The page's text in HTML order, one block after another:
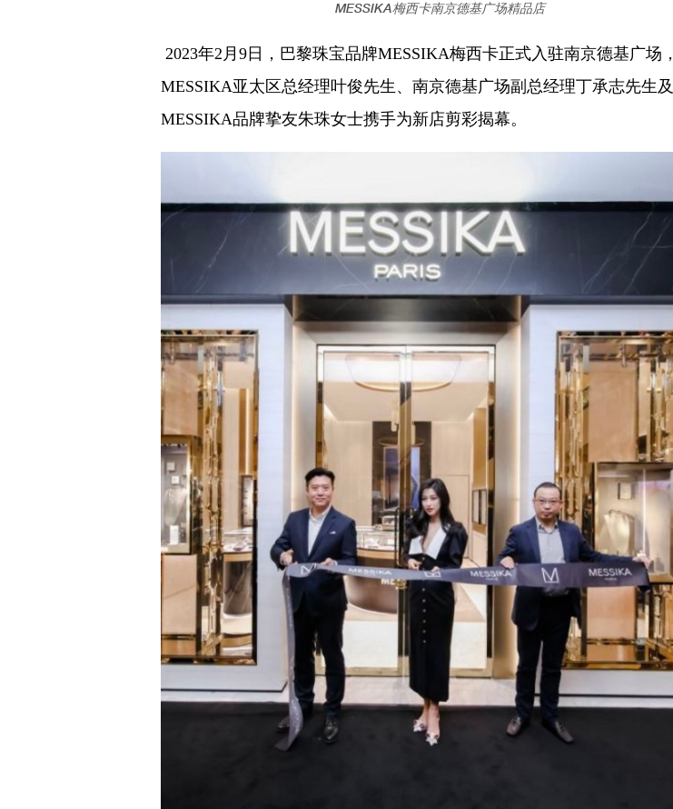
MESSIKA梅西卡南京德基广场精品店
2023年2月9日，巴黎珠宝品牌MESSIKA梅西卡正式入驻南京德基广场，
MESSIKA亚太区总经理叶俊先生、南京德基广场副总经理丁承志先生及
MESSIKA品牌挚友朱珠女士携手为新店剪彩揭幕。